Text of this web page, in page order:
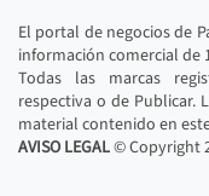
El portal de negocios de
información comercial de
Todas las marcas
respectiva o de
material contenido en
AVISO LEGAL© Copyright